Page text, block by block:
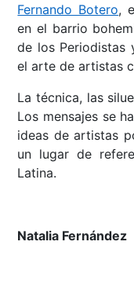
Fernando Botero,
en el barrio
de los Periodistas
el arte de artistas
La técnica, las
Los mensajes se
ideas de artistas
un lugar de
Latina.
Natalia Fernández